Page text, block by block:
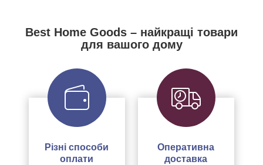
Best Home Goods – найкращі товари
для вашого дому
Різні способи
оплати
Оперативна
доставка